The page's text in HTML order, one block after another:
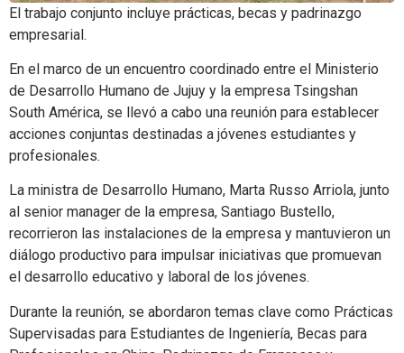
El trabajo conjunto incluye prácticas, becas y padrinazgo
empresarial.
En el marco de un encuentro coordinado entre el Ministerio
de Desarrollo Humano de Jujuy y la empresa Tsingshan
South América, se llevó a cabo una reunión para establecer
acciones conjuntas destinadas a jóvenes estudiantes y
profesionales.
La ministra de Desarrollo Humano, Marta Russo Arriola, junto
al senior manager de la empresa, Santiago Bustello,
recorrieron las instalaciones de la empresa y mantuvieron un
diálogo productivo para impulsar iniciativas que promuevan
el desarrollo educativo y laboral de los jóvenes.
Durante la reunión, se abordaron temas clave como Prácticas
Supervisadas para Estudiantes de Ingeniería, Becas para